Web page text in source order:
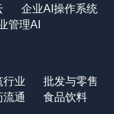
企业AI操作系统
管理AI
行业 批发与零售
流通 食品饮料